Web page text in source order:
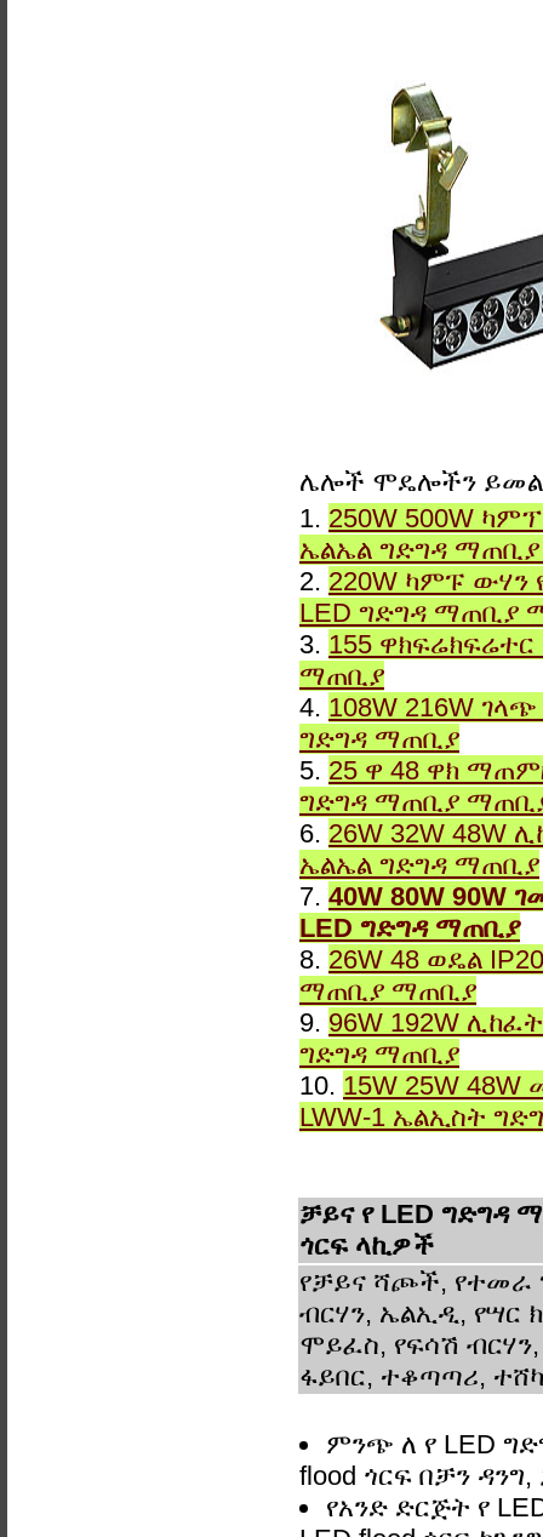
ሌሎች ሞዴሎችን
1. 250W 500W
ኤልኤል ግድግዳ
2. 220W ካምፑ ውሃን
LED ግድግዳ ማጠቢያ
3. 155 ዋክፍሬክፍሬተር
ማጠቢያ
4. 108W 216W
ግድግዳ ማጠቢያ
5. 25 ዋ 48 ዋክ
ግድግዳ ማጠቢያ
6. 26W 32W 48W
ኤልኤል ግድግዳ ማጠቢያ
7. 40W 80W 90W
LED ግድግዳ ማጠቢያ
8. 26W 48 ወዴል
ማጠቢያ ማጠቢያ
9. 96W 192W
ግድግዳ ማጠቢያ
10. 15W 25W
LWW-1 ኤልኢስት
ቻይና የ LED ግድግዳ
ጎርፍ ላኪዎች
የቻይና ሻጮች, የተመራ
ብርሃን, ኤልኢዲ, የሣር
ሞይፈስ, የፍሳሽ
ፋይበር, ተቆጣጣሪ,
ምንጭ ለ የ LED
flood ጎርፍ በቻን
የአንድ ድርጅት የ